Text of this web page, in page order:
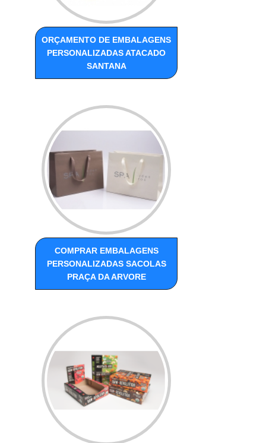
ORÇAMENTO DE EMBALAGENS
PERSONALIZADAS ATACADO
SANTANA
COMPRAR EMBALAGENS
PERSONALIZADAS SACOLAS
PRAÇA DA ARVORE